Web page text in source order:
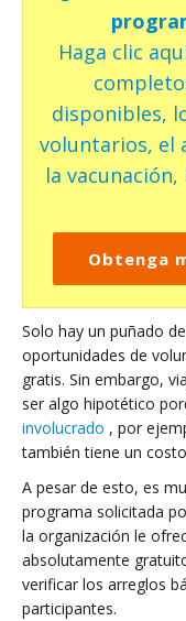
Haga clic
disponibles,
voluntarios, el
la
Obtenga
Solo hay un puñado
oportunidades de
gratis. Sin embargo,
ser algo hipotético
involucrado , por
también tiene un
A pesar de esto, es
programa solicitada
la organización le
absolutamente
verificar los arreglos
participantes.